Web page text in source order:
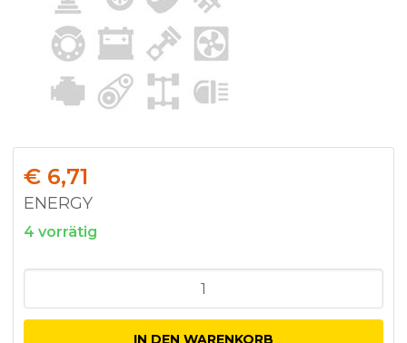
€ 6,71
ENERGY
4 vorrätig
IN DEN WARENKORB